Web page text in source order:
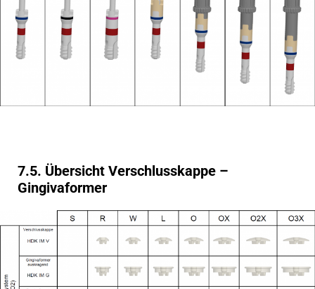
7.5. Übersicht Verschlusskappe –
Gingivaformer